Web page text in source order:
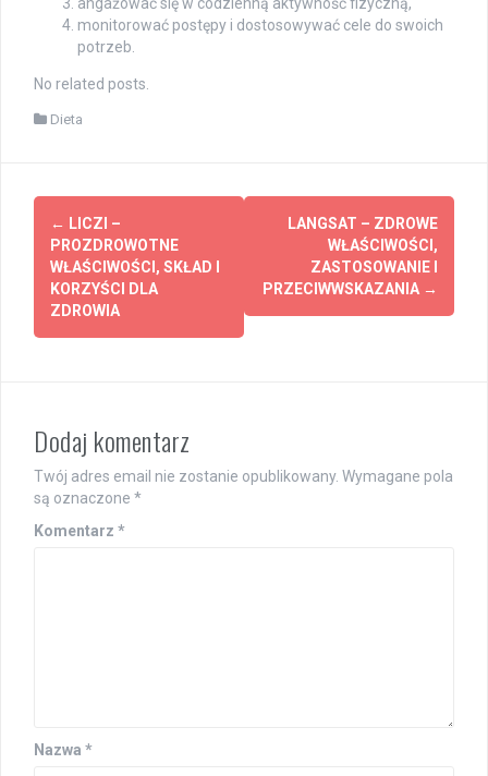
monitorować postępy i dostosowywać cele do swoich
potrzeb.
No related posts.
Dieta
Post
navigation
← LICZI –
PROZDROWOTNE
WŁAŚCIWOŚCI, SKŁAD I
KORZYŚCI DLA
ZDROWIA
LANGSAT – ZDROWE
WŁAŚCIWOŚCI,
ZASTOSOWANIE I
PRZECIWWSKAZANIA →
Dodaj komentarz
Twój adres email nie zostanie opublikowany. Wymagane pola
są oznaczone *
Komentarz *
Nazwa *